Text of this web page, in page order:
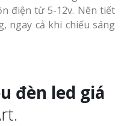
điện từ 5-12v. Nên tiết
ngay cả khi chiếu sáng
đèn led giá